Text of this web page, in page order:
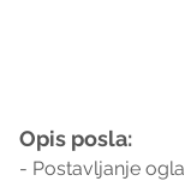
Opis posla:
- Postavljanje